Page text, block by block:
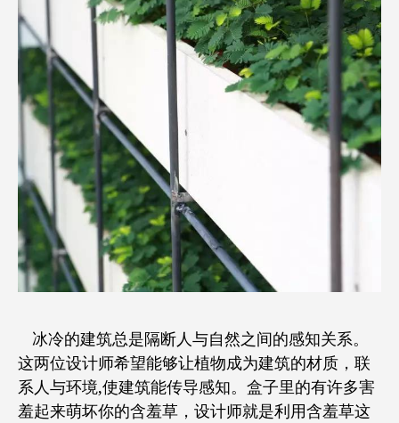
冰冷的建筑总是隔断人与自然之间的感知关系。
这两位设计师希望能够让植物成为建筑的材质，联
系人与环境,使建筑能传导感知。盒子里的有许多害
羞起来萌坏你的含羞草，设计师就是利用含羞草这